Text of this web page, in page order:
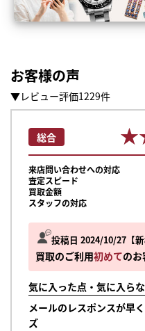
お客様の声
▼レビュー評価1229件
投稿日 2024/10/27
買取のご利用初めての
気に入った点・気に入ら
メールのレスポンスが早
ズ
総合
来店問い合わせへの対応
査定スピード
買取金額
スタッフの対応